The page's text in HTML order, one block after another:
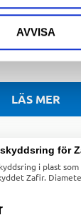
AVVISA
ren och
för
i plast
Zafir.